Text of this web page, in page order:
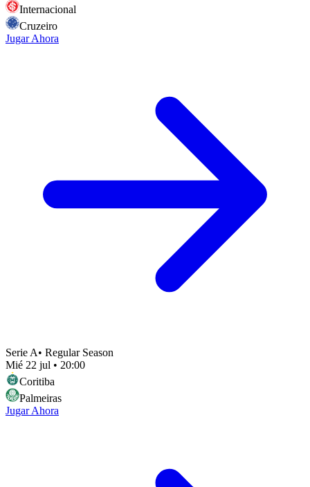
Internacional
Cruzeiro
Jugar Ahora
Serie A• Regular Season
Mié 22 jul • 20:00
Coritiba
Palmeiras
Jugar Ahora